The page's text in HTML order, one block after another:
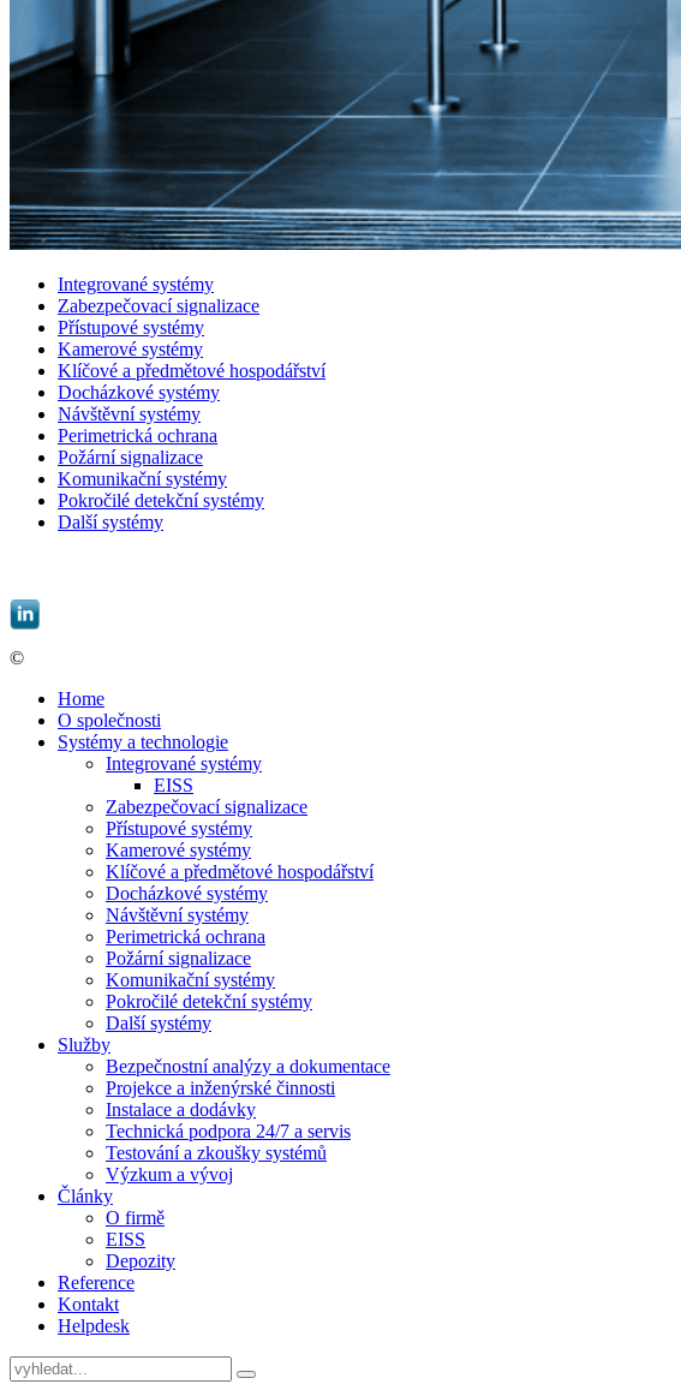
Integrované systémy
Zabezpečovací signalizace
Přístupové systémy
Kamerové systémy
Klíčové a předmětové hospodářství
Docházkové systémy
Návštěvní systémy
Perimetrická ochrana
Požární signalizace
Komunikační systémy
Pokročilé detekční systémy
Další systémy
©
Home
O společnosti
Systémy a technologie
Integrované systémy
EISS
Zabezpečovací signalizace
Přístupové systémy
Kamerové systémy
Klíčové a předmětové hospodářství
Docházkové systémy
Návštěvní systémy
Perimetrická ochrana
Požární signalizace
Komunikační systémy
Pokročilé detekční systémy
Další systémy
Služby
Bezpečnostní analýzy a dokumentace
Projekce a inženýrské činnosti
Instalace a dodávky
Technická podpora 24/7 a servis
Testování a zkoušky systémů
Výzkum a vývoj
Články
O firmě
EISS
Depozity
Reference
Kontakt
Helpdesk